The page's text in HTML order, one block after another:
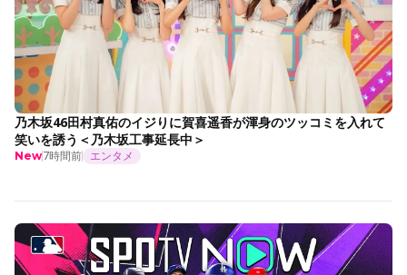
乃木坂46田村真佑のイジりに賀喜遥香が渾身のツッコミを入れて
笑いを誘う＜乃木坂工事延長中＞
New7時間前 エンタメ